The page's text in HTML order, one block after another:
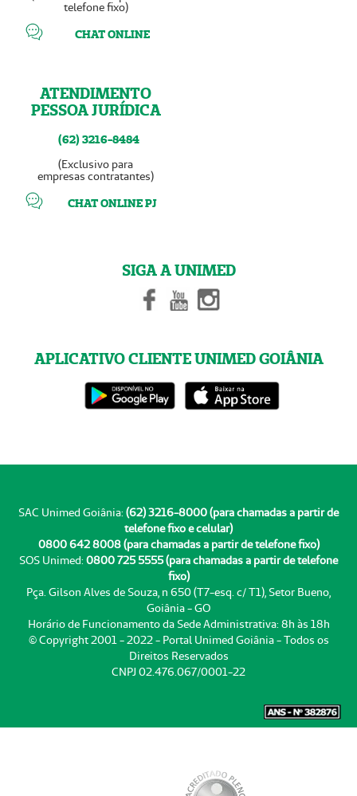
telefone fixo)
CHAT ONLINE
ATENDIMENTO
PESSOA JURÍDICA
(62) 3216-8484
(Exclusivo para
empresas contratantes)
CHAT ONLINE PJ
SIGA A UNIMED
APLICATIVO CLIENTE UNIMED GOIÂNIA
SAC Unimed Goiânia: (62) 3216-8000 (para chamadas a partir de
telefone fixo e celular)
0800 642 8008 (para chamadas a partir de telefone fixo)
SOS Unimed: 0800 725 5555 (para chamadas a partir de telefone
fixo)
Pça. Gilson Alves de Souza, n 650 (T7-esq. c/ T1), Setor Bueno,
Goiânia - GO
Horário de Funcionamento da Sede Administrativa: 8h às 18h
© Copyright 2001 - 2022 - Portal Unimed Goiânia - Todos os
Direitos Reservados
CNPJ 02.476.067/0001-22